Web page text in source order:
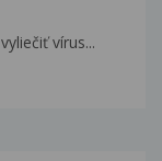
vírus...